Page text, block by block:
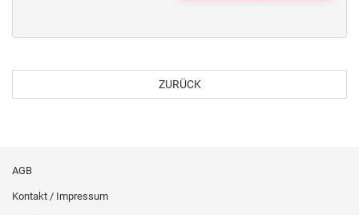
ZURÜCK
AGB
Kontakt / Impressum